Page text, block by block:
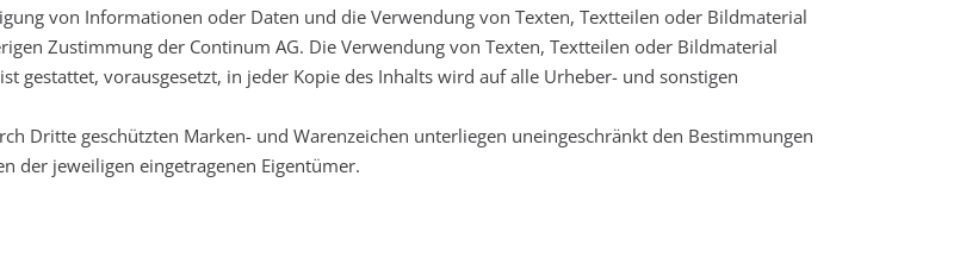
von Informationen oder Daten und die Verwendung von Texten, Textteilen oder Bildmaterial
Zustimmung der Continum AG. Die Verwendung von Texten, Textteilen oder Bildmaterial
gestattet, vorausgesetzt, in jeder Kopie des Inhalts wird auf alle Urheber- und sonstigen
Dritte geschützten Marken- und Warenzeichen unterliegen uneingeschränkt den Bestimmungen
der jeweiligen eingetragenen Eigentümer.